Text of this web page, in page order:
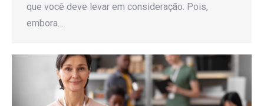
que você deve levar em consideração. Pois,
embora…